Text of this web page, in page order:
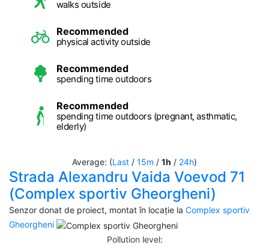
walks outside
Recommended
physical activity outside
Recommended
spending time outdoors
Recommended
spending time outdoors (pregnant, asthmatic,
elderly)
Average: (Last / 15m / 1h / 24h)
Strada Alexandru Vaida Voevod 71
(Complex sportiv Gheorgheni)
Senzor donat de proiect, montat în locație la Complex sportiv
Gheorgheni
Pollution level: